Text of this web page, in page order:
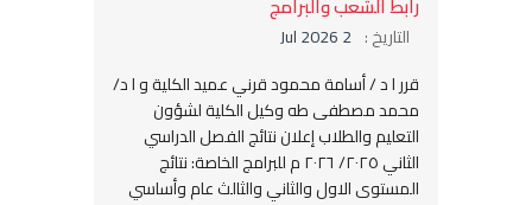
التاريخ : 2 Jul 2026
قرر ا د / أسامة محمود قرني عميد الكلية و ا د/
محمد مصطفى طه وكيل الكلية لشؤون
التعليم والطلاب إعلان نتائج الفصل الدراسي
الثاني ٢٠٢٥/ ٢٠٢٦ م للبرامج الخاصة: نتائج
المستوى الاول والثاني والثالث عام وأساسي